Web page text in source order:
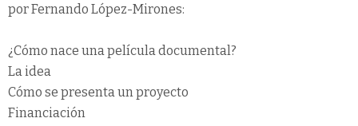
por Fernando López-Mirones:
¿Cómo nace una película documental?
La idea
Cómo se presenta un proyecto
Financiación